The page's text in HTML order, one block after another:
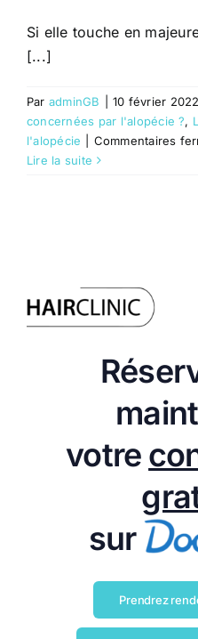
Si elle touche en
[...]
Par adminGB 10 février 2022
concernées par l'alopécie ?,
l'alopécie
Commentaires
Lire la suite
votre
sur
Prendrez